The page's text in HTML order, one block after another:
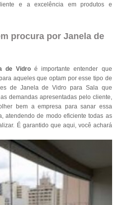
e a excelência em produtos e
procura por Janela de
de Vidro é importante entender que
aqueles que optam por esse tipo de
de Janela de Vidro para Sala que
demandas apresentadas pelo cliente,
bem a empresa para sanar essa
atendendo de modo eficiente todas as
É garantido que aqui, você achará